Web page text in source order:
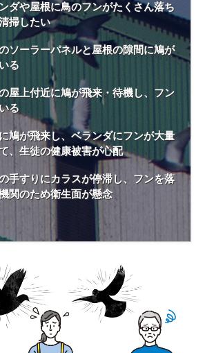
ダや屋根に鳥のフンがたくさん落ち
掃したい
ソーラーパネルと屋根の隙間に鳩が
る
屋上付近に鳩が飛来・待機し、フン
る
鳩が飛来し、ベランダにフンが大量
、生徒の健康被害が心配
手すりにカラスが停滞し、フンを落
関のため衛生面が懸念